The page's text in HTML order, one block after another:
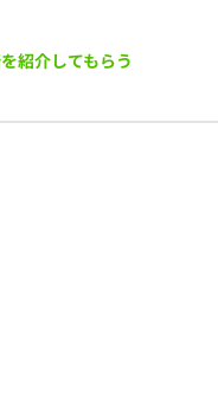
紹介してもらう